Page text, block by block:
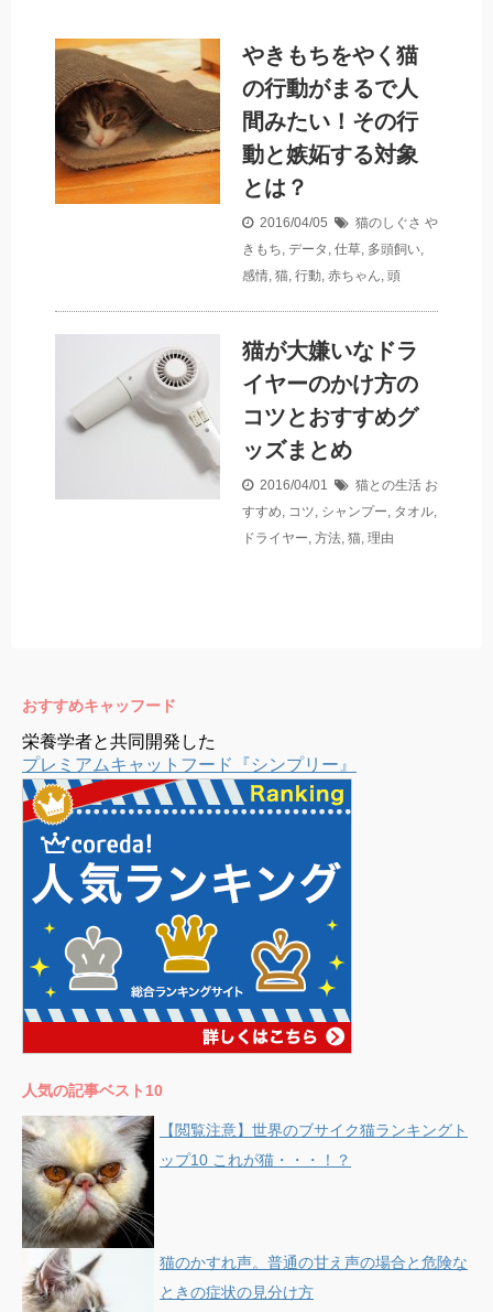
やきもちをやく猫
の行動がまるで人
間みたい！その行
動と嫉妬する対象
とは？
2016/04/05 猫のしぐさ や
きもち, データ , 仕草, 多頭飼い,
感情, 猫, 行動, 赤ちゃん, 頭
猫が大嫌いなドラ
イヤーのかけ方の
コツとおすすめグ
ッズまとめ
2016/04/01 猫との生活 お
すすめ, コツ, シャンプー, タオル,
ドライヤー, 方法, 猫, 理由
おすすめキャッフード
栄養学者と共同開発した
プレミアムキャットフード『シンプリー』
人気の記事ベスト10
【閲覧注意】世界のブサイク猫ランキングト
ップ10 これが猫・・・！？
猫のかすれ声。普通の甘え声の場合と危険な
ときの症状の見分け方